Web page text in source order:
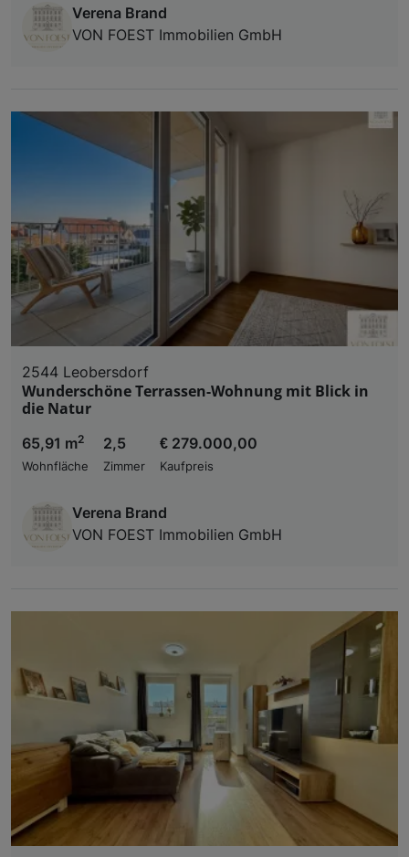
Verena Brand
VON FOEST Immobilien GmbH
2544 Leobersdorf
Wunderschöne Terrassen-Wohnung mit Blick in
die Natur
65,91 m2
Wohnfläche
2,5
Zimmer
€ 279.000,00
Kaufpreis
Verena Brand
VON FOEST Immobilien GmbH